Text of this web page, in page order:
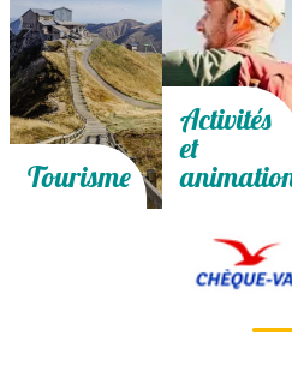
Tourisme
Activités
et